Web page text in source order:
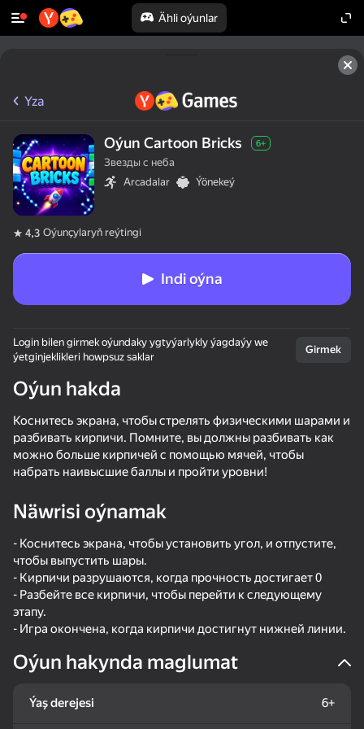
Ähli oýunlar
Stack Fire Ball
Yza
Oýun Cartoon Bricks 6+
Звезды с неба
Arcadalar
Ýönekeý
4,3 Oýunçylaryň reýtingi
Indi oýna
Login bilen girmek oýundaky ygtyýarlykly ýagdaýy we
ýetginjeklikleri howpsuz saklar
Girmek
Oýun hakda
Коснитесь экрана, чтобы стрелять физическими шарами и
разбивать кирпичи. Помните, вы должны разбивать как
можно больше кирпичей с помощью мячей, чтобы
набрать наивысшие баллы и пройти уровни!
Näwrisi oýnamak
- Коснитесь экрана, чтобы установить угол, и отпустите,
чтобы выпустить шары.
- Кирпичи разрушаются, когда прочность достигает 0
- Разбейте все кирпичи, чтобы перейти к следующему
этапу.
- Игра окончена, когда кирпичи достигнут нижней линии.
Oýun hakynda maglumat
Ýaş derejesi 6+